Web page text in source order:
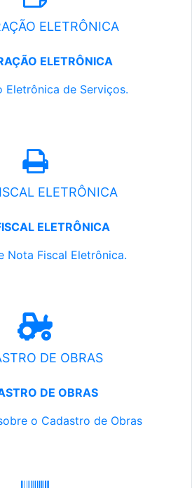
ELETRÔNICA
ELETRÔNICA
Eletrônica de Serviços.
ELETRÔNICA
ELETRÔNICA
Nota Fiscal Eletrônica.
DE OBRAS
DE OBRAS
o Cadastro de Obras